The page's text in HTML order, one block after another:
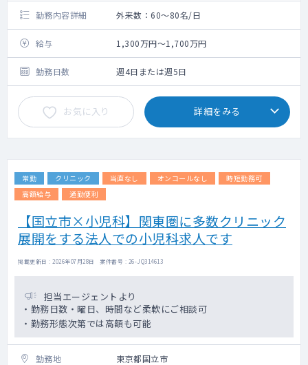
勤務内容詳細 外来数：60～80名/日
給与 1,300万円～1,700万円
勤務日数 週4日または週5日
お気に入り 詳細をみる
常勤 クリニック 当直なし オンコールなし
時短勤務可
高額給与
通勤便利
【国立市×小児科】関東圏に多数クリニック
展開をする法人での小児科求人です
掲載更新日 : 2026年07月28日 案件番号 : 26-JQ314613
担当エージェントより
・勤務日数・曜日、時間など柔軟にご相談可
・勤務形態次第では高額も可能
勤務地 東京都国立市